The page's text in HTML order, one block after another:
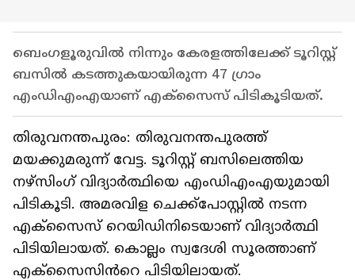
ബെംഗളൂരുവില്‍ നിന്നും കേരളത്തിലേക്ക് ടൂറിസ്റ്റ്
ബസില്‍ കടത്തുകയായിരുന്ന 47 ഗ്രാം
എംഡിഎംഎയാണ് എക്സൈസ് പിടികൂടിയത്.
തിരുവനന്തപുരം: തിരുവനന്തപുരത്ത്
മയക്കുമരുന്ന് വേട്ട. ടൂറിസ്റ്റ് ബസിലെത്തിയ
നഴ്സിംഗ് വിദ്യാര്‍ത്ഥിയെ എംഡിഎംഎയുമായി
പിടികൂടി. അമരവിള ചെക്ക്പോസ്റ്റില്‍ നടന്ന
എക്സൈസ് റെയിഡിനിടെയാണ് വിദ്യാർത്ഥി
പിടിയിലായത്. കൊല്ലം സ്വദേശി സൂരത്താണ്
എക്സൈസിൻറെ പിടിയിലായത്.